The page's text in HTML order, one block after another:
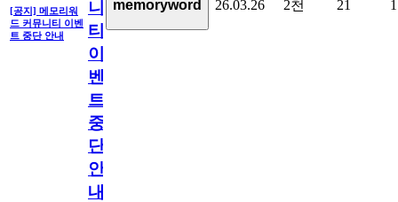
[공지] 메모리워
드 커뮤니티 이벤
트 중단 안내
니
티
이
벤
트
중
단
안
내
memoryword 26.03.26 2천 21 1